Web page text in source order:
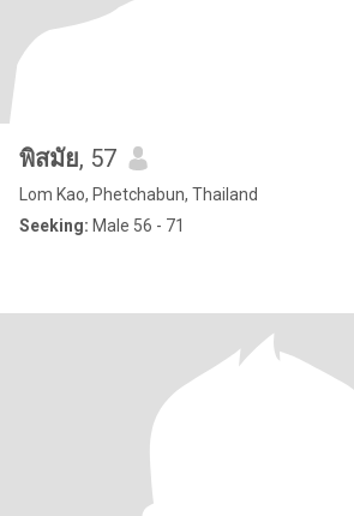
พิสมัย, 57
Lom Kao, Phetchabun, Thailand
Seeking: Male 56 - 71